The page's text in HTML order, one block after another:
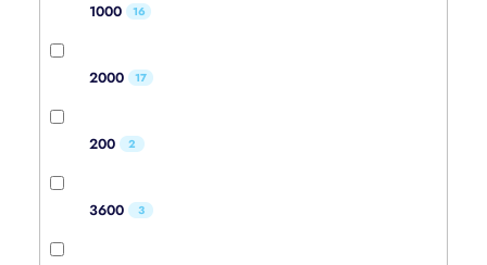
1000 16
2000 17
200 2
3600 3